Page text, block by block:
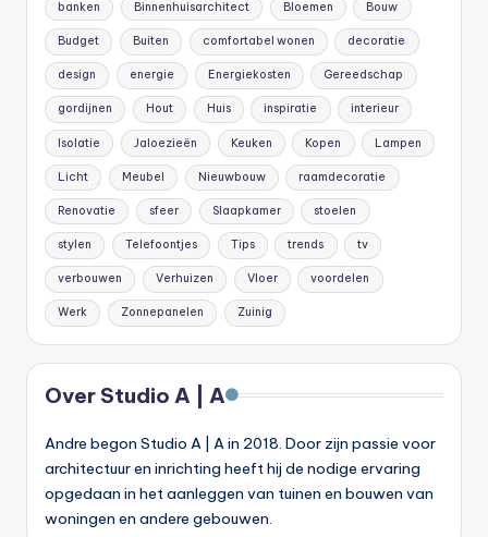
banken Binnenhuisarchitect Bloemen Bouw
Budget Buiten comfortabel wonen decoratie
design energie Energiekosten Gereedschap
gordijnen Hout Huis inspiratie interieur
Isolatie Jaloezieën Keuken Kopen Lampen
Licht Meubel Nieuwbouw raamdecoratie
Renovatie sfeer Slaapkamer stoelen
stylen Telefoontjes Tips trends tv
verbouwen Verhuizen Vloer voordelen
Werk Zonnepanelen Zuinig
Over Studio A | A
Andre begon Studio A | A in 2018. Door zijn passie voor
architectuur en inrichting heeft hij de nodige ervaring
opgedaan in het aanleggen van tuinen en bouwen van
woningen en andere gebouwen.